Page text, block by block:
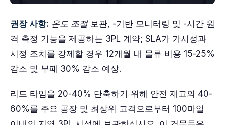
권장 사항: 온도 조절보관, -기반 모니터링 및 -시간 원
격 측정 기능을 제공하는 3PL 계약; SLA가 가시성과
시정 조치를 강제할 경우 12개월 내 물류 비용 15-25%
감소 및 부패 30% 감소 예상.
리드 타임을 20-40% 단축하기 위해 안전 재고의 40-
60%를 주요 공장 및 최상위 고객으로부터 100마일